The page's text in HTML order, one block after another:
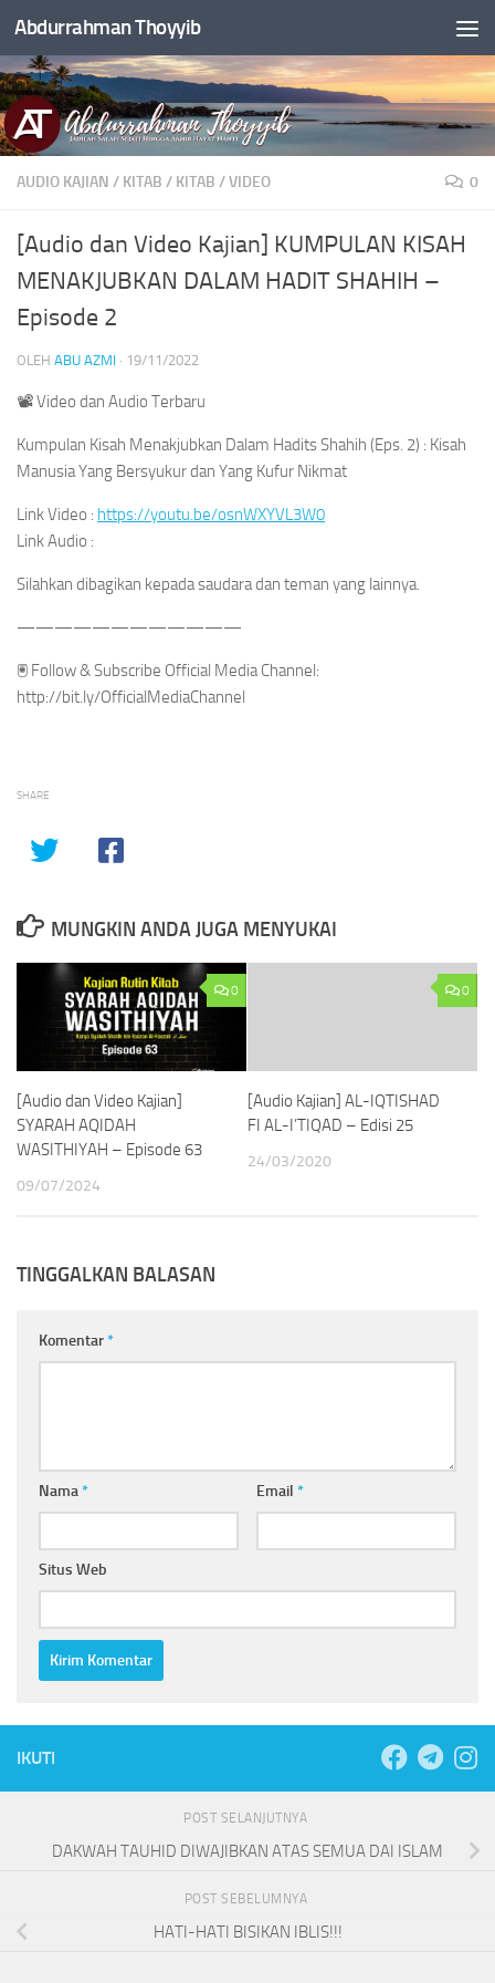
Skip to content
Abdurrahman Thoyyib
AUDIO KAJIAN / KITAB / KITAB /VIDEO 0
[Audio dan Video Kajian] KUMPULAN KISAH
MENAKJUBKAN DALAM HADIT SHAHIH –
Episode 2
OLEH ABU AZMI · 19/11/2022
📽 Video dan Audio Terbaru
Kumpulan Kisah Menakjubkan Dalam Hadits Shahih (Eps. 2) : Kisah
Manusia Yang Bersyukur dan Yang Kufur Nikmat
Link Video : https://youtu.be/osnWXYVL3W0
Link Audio :
Silahkan dibagikan kepada saudara dan teman yang lainnya.
————————————
🖲 Follow & Subscribe Official Media Channel:
http://bit.ly/OfficialMediaChannel
SHARE
MUNGKIN ANDA JUGA MENYUKAI
0
[Audio dan Video Kajian]
SYARAH AQIDAH
WASITHIYAH – Episode 63
09/07/2024
0
[Audio Kajian] AL-IQTISHAD
FI AL-I’TIQAD – Edisi 25
24/03/2020
TINGGALKAN BALASAN
Komentar*
Nama* Email *
Situs Web
IKUTI
POST SELANJUTNYA
DAKWAH TAUHID DIWAJIBKAN ATAS SEMUA DAI ISLAM
POST SEBELUMNYA
HATI-HATI BISIKAN IBLIS!!!